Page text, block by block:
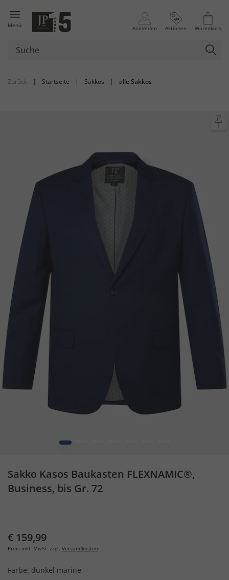
Menü Anmelden Aktionen Warenkorb
Zurück | Startseite | Sakkos | alle Sakkos
1
Sakko Kasos Baukasten FLEXNAMIC®,
Business, bis Gr. 72
€ 159,99
Preis inkl. MwSt. zzgl. Versandkosten
Farbe: dunkel marine